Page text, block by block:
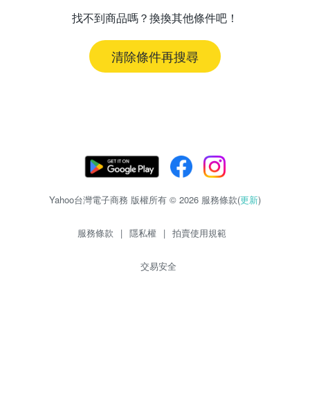
找不到商品嗎？換換其他條件吧！
清除條件再搜尋
Yahoo台灣電子商務 版權所有 © 2026 服務條款(更新)
服務條款 | 隱私權 | 拍賣使用規範
交易安全